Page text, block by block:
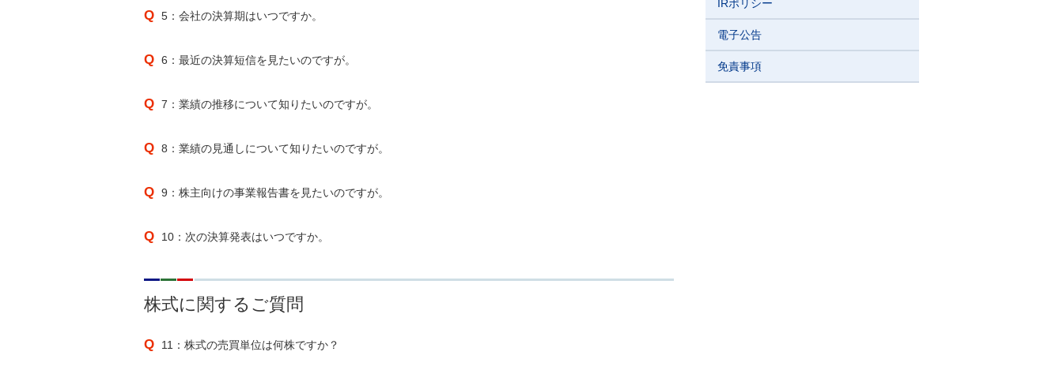
IRポリシー
電子公告
免責事項
5：会社の決算期はいつですか。
6：最近の決算短信を見たいのですが。
7：業績の推移について知りたいのですが。
8：業績の見通しについて知りたいのですが。
9：株主向けの事業報告書を見たいのですが。
10：次の決算発表はいつですか。
株式に関するご質問
11：株式の売買単位は何株ですか？